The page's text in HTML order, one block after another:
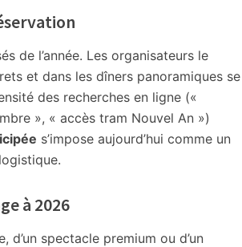
de l’année. Les organisateurs le
et dans les dîners panoramiques se
des recherches en ligne («
», « accès tram Nouvel An »)
s’impose aujourd’hui comme un
à 2026
d’un spectacle premium ou d’un